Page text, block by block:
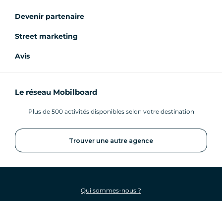
Devenir partenaire
Street marketing
Avis
Le réseau Mobilboard
Plus de 500 activités disponibles selon votre destination
Trouver une autre agence
Qui sommes-nous ?